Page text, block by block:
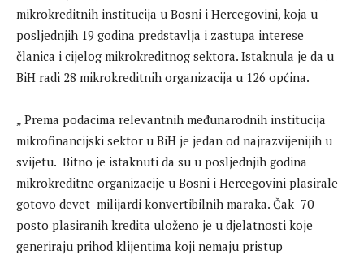
mikrokreditnih institucija u Bosni i Hercegovini, koja u
posljednjih 19 godina predstavlja i zastupa interese
članica i cijelog mikrokreditnog sektora. Istaknula je da u
BiH radi 28 mikrokreditnih organizacija u 126 općina.
„ Prema podacima relevantnih međunarodnih institucija
mikrofinancijski sektor u BiH je jedan od najrazvijenijih u
svijetu. Bitno je istaknuti da su u posljednjih godina
mikrokreditne organizacije u Bosni i Hercegovini plasirale
gotovo devet milijardi konvertibilnih maraka. Čak 70
posto plasiranih kredita uloženo je u djelatnosti koje
generiraju prihod klijentima koji nemaju pristup